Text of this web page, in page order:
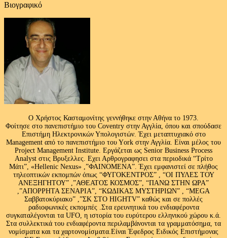
Βιογραφικό
Ο Χρήστος Κασταμονίτης γεννήθηκε στην Αθήνα το 1973.
Φοίτησε στο πανεπιστήμιο του Coventry στην Αγγλία, όπου και σπούδασε
Επιστήμη Ηλεκτρονικών Υπολογιστών. Έχει μεταπτυχιακό στο
Management από το πανεπιστήμιο του Υork στην Αγγλία. Είναι μέλος του
Project Management Institute. Εργάζεται ως Senior Business Process
Analyst στις Βρυξελλες. Εχει Αρθρογραφησει στα περιοδικά “Τρίτο
Μάτι”, «Hellenic Nexus» ,”ΦΑΙΝΟΜΕΝΑ”. Έχει εμφανιστεί σε πλήθος
τηλεοπτικών εκπομπών όπως “ΦΥΓΟΚΕΝΤΡΟΣ” , “ΟΙ ΠΥΛΕΣ ΤΟΥ
ΑΝΕΞΗΓΗΤΟΥ” ,”ΑΘΕΑΤΟΣ ΚΟΣΜΟΣ”, “ΠΑΝΩ ΣΤΗΝ ΩΡΑ”
,”ΑΠΟΡΡΗΤΑ ΣΕΝΑΡΙΑ”, “ΚΩΔΙΚΑΣ ΜΥΣΤΗΡΙΩΝ” , “MEGA
Σαββατοκύριακο” ,”ΣΚ ΣΤΟ HIGHTV” καθώς και σε πολλές
ραδιοφωνικές εκπομπές .Στα ερευνητικά του ενδιαφέροντα
συγκαταλέγονται τα UFO, η ιστορία του ευρύτερου ελληνικού χώρου κ.ά.
Στα συλλεκτικά του ενδιαφέροντα περιλαμβάνονται τα γραμματόσημα, τα
νομίσματα και τα χαρτονομίσματα.Είναι Έφεδρος Ειδικός Επιστήμονας